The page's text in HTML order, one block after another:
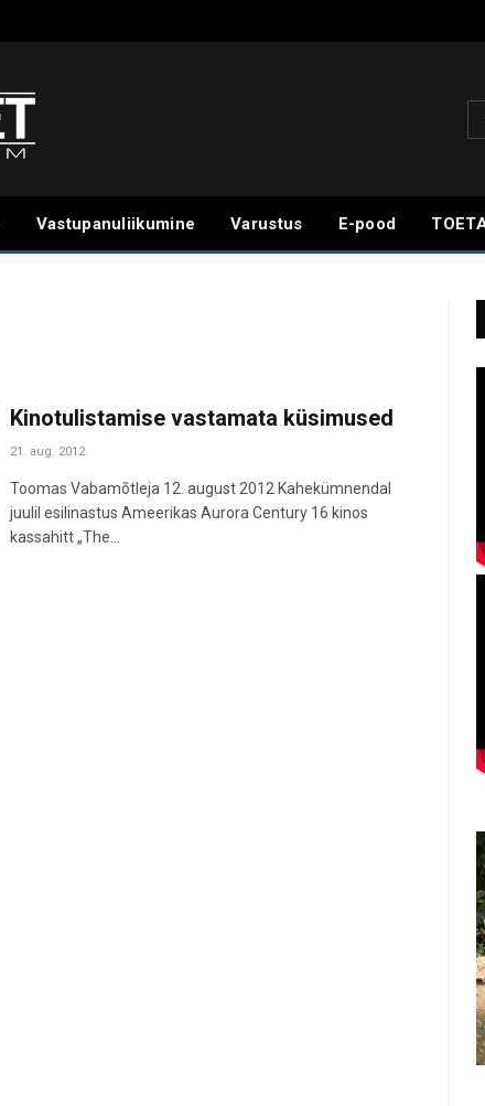
Vastupanuliikumine Varustus E-pood
Kinotulistamise vastamata küsimused
21. aug. 2012
Toomas Vabamõtleja 12. august 2012 Kahekümnendal
juulil esilinastus Ameerikas Aurora Century 16 kinos
kassahitt „The…